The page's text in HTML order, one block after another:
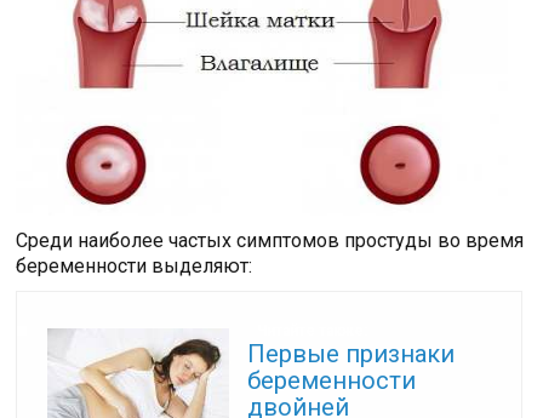
Среди наиболее частых симптомов простуды во время
беременности выделяют:
Первые признаки
беременности
двойней